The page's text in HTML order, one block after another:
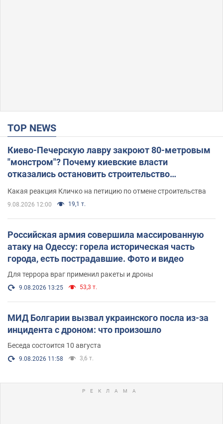
TOP NEWS
Киево-Печерскую лавру закроют 80-метровым
"монстром"? Почему киевские власти
отказались остановить строительство
Какая реакция Кличко на петицию по отмене строительства
9.08.2026 12:00 19,1 т.
Российская армия совершила массированную
атаку на Одессу: горела историческая часть
города, есть пострадавшие. Фото и видео
Для террора враг применил ракеты и дроны
9.08.2026 13:25 53,3 т.
МИД Болгарии вызвал украинского посла из-за
инцидента с дроном: что произошло
Беседа состоится 10 августа
9.08.2026 11:58 3,6 т.